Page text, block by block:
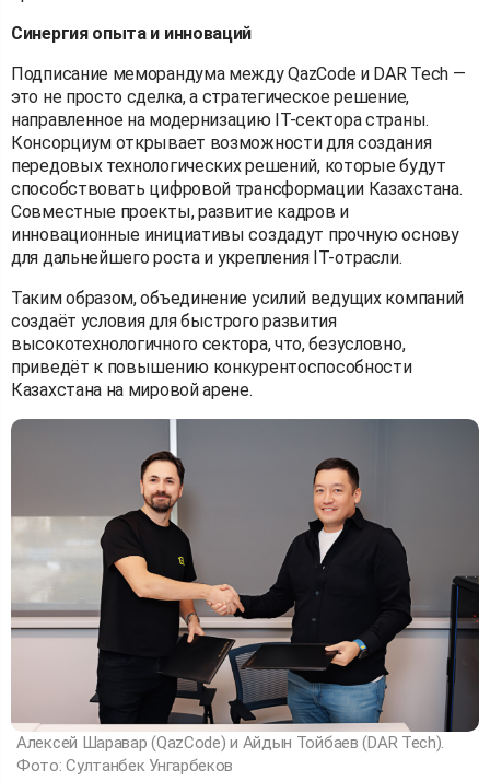
Синергия опыта и инноваций
Подписание меморандума между QazCode и DAR Tech —
это не просто сделка, а стратегическое решение,
направленное на модернизацию IT-сектора страны.
Консорциум открывает возможности для создания
передовых технологических решений, которые будут
способствовать цифровой трансформации Казахстана.
Совместные проекты, развитие кадров и
инновационные инициативы создадут прочную основу
для дальнейшего роста и укрепления IT-отрасли.
Таким образом, объединение усилий ведущих компаний
создаёт условия для быстрого развития
высокотехнологичного сектора, что, безусловно,
приведёт к повышению конкурентоспособности
Казахстана на мировой арене.
Алексей Шаравар (QazCode) и Айдын Тойбаев (DAR Tech).
Фото: Султанбек Унгарбеков